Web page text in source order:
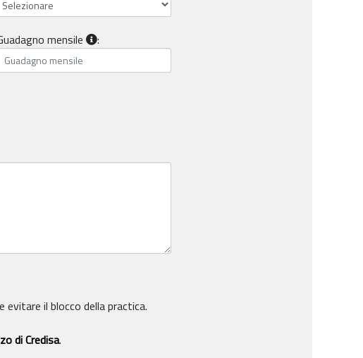
mensile :
il blocco della practica.
di Credisa.